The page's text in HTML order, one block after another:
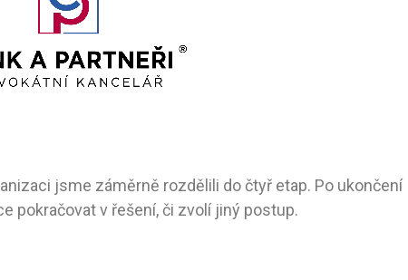
jsme záměrně rozdělili do čtyř etap. Po ukončení
pokračovat v řešení, či zvolí jiný postup.